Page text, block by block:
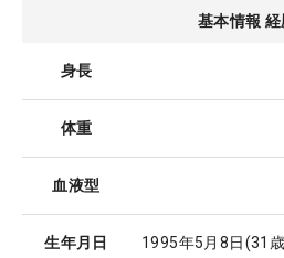
基本情報 経
身長
体重
血液型
生年月日 1995年5月8日(31